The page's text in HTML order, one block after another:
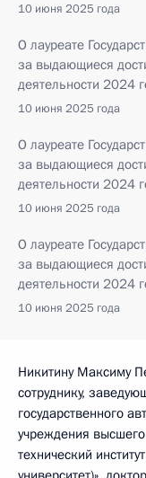
10 июня 2025 года
О лауреате
за выдающиеся
деятельности 2024
10 июня 2025 года
О лауреате
за выдающиеся
деятельности 2024
10 июня 2025 года
О лауреате
за выдающиеся
деятельности 2024
10 июня 2025 года
Никитину Максиму
сотруднику,
государственного
учреждения
технический